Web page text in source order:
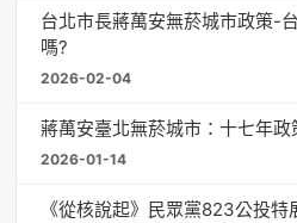
台北市長蔣萬安無菸城市政策-
嗎?
2026-02-04
蔣萬安臺北無菸城市：十七年政
2026-01-14
《從核說起》民眾黨823公投